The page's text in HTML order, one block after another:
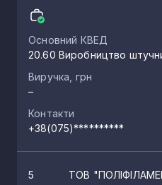
Основний КВЕД
20.60 Виробництво
Виручка, грн
–
Контакти
+38(075)**********
5 ТОВ